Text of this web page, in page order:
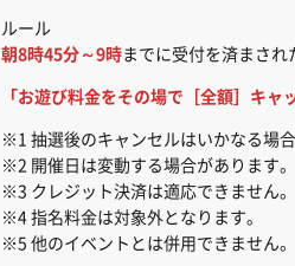
ルール
朝8時45分～9時までに受付を済まされ
「お遊び料金をその場で［全額］キャ
※1 抽選後のキャンセルはいかなる場合
※2 開催日は変動する場合があります
※3 クレジット決済は適応できません。
※4 指名料金は対象外となります。
※5 他のイベントとは併用できません。